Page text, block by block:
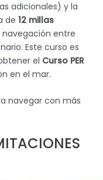
adicionales) y la
de 12 millas
navegación entre
Este curso es
el Curso PER
en el mar.
navegar con más